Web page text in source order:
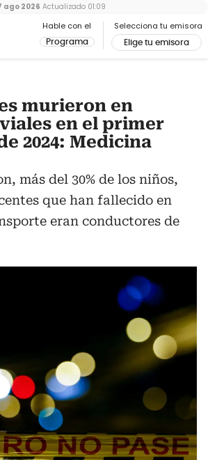
Hable con el
Programa
Selecciona tu emisora
Elige tu emisora
ago 2026 Actualizado 01:09
murieron en
en el primer
2024: Medicina
más del 30% de los niños,
que han fallecido en
eran conductores de